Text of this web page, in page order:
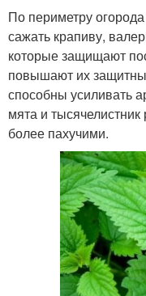
По периметру
сажать крапиву,
которые защищают
повышают их
способны усиливать
мята и
более пахучими.